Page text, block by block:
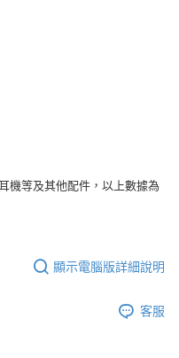
機等及其他配件，以上數據為
顯示電腦版詳細說明
客服